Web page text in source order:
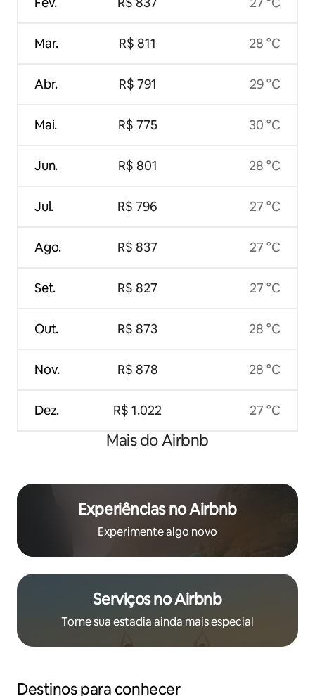
Mar.
Abr.
Mai.
Jun.
Jul.
Ago.
Set.
Out.
Nov.
Dez.
R$ 811
R$ 791
R$ 775
R$ 801
R$ 796
R$ 837
R$ 827
R$ 873
R$ 878
R$ 1.022
28 °C
29 °C
30 °C
28 °C
27 °C
27 °C
27 °C
28 °C
28 °C
27 °C
Mais do Airbnb
Experiências no Airbnb
Experimente algo novo
Serviços no Airbnb
Torne sua estadia ainda mais especial
Destinos para conhecer